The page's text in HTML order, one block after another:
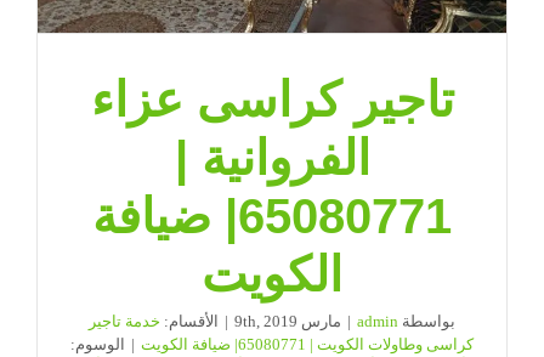
تاجير كراسى عزاء
الفروانية |
65080771| ضيافة
الكويت
بواسطة admin
| مارس 9th, 2019 | الأقسام: خدمة تاجير
كراسى وطاولات الكويت | 65080771| ضيافة الكويت
|
الوسوم: